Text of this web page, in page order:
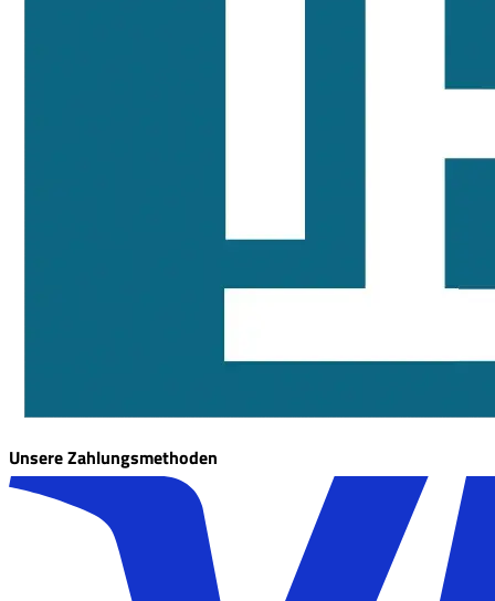
Unsere Zahlungsmethoden